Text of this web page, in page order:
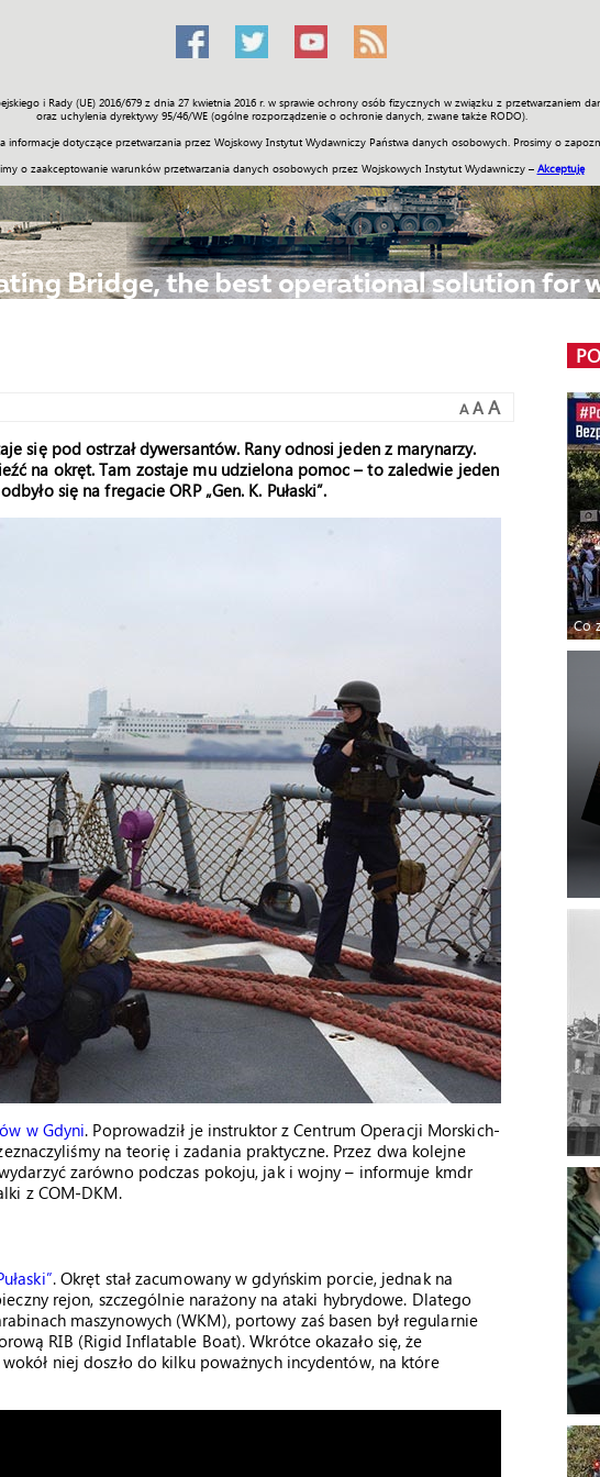
i Rady (UE) 2016/679 z dnia 27 kwietnia 2016 r. w sprawie ochrony osób fizycznych w związku z przetwarzaniem
oraz uchylenia dyrektywy 95/46/WE (ogólne rozporządzenie o ochronie danych, zwane także RODO).
informacje dotyczące przetwarzania przez Wojskowy Instytut Wydawniczy Państwa danych osobowych. Prosimy o
o zaakceptowanie warunków przetwarzania danych osobowych przez Wojskowych Instytut Wydawniczy – Akceptuję
Świat Społeczność Sport Historia Galerie Wideo ENGLISH
A A A
się pod ostrzał dywersantów. Rany odnosi jeden z marynarzy.
na okręt. Tam zostaje mu udzielona pomoc – to zaledwie jeden
się na fregacie ORP „Gen. K. Pułaski”.
w Gdyni. Poprowadził je instruktor z Centrum Operacji Morskich-
na teorię i zadania praktyczne. Przez dwa kolejne
zarówno podczas pokoju, jak i wojny – informuje kmdr
z COM-DKM.
. Okręt stał zacumowany w gdyńskim porcie, jednak na
rejon, szczególnie narażony na ataki hybrydowe. Dlatego
maszynowych (WKM), portowy zaś basen był regularnie
RIB (Rigid Inflatable Boat). Wkrótce okazało się, że
niej doszło do kilku poważnych incydentów, na które
Co